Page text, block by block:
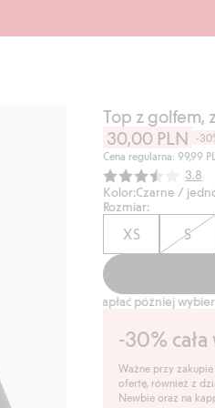
Top z golfem,
30,00 PLN
-
Cena regularna: 99,99
3.8
Kolor:Czarne /
Rozmiar:
XS S
teraz, a zapłać później wybierz opcję +
-30%
Ważne przy
ofertę, również z
Newbie oraz na